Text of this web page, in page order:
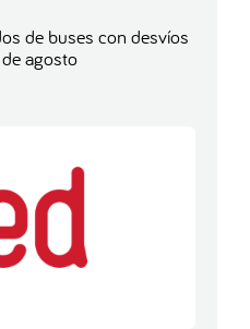
de buses con desvíos
agosto